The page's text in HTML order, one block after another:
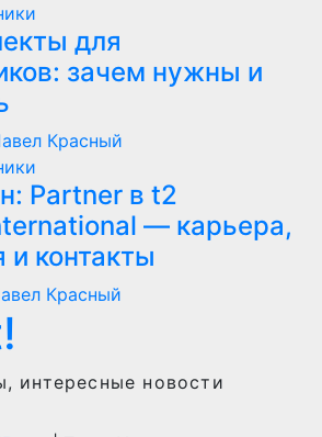
для
зачем нужны и
Красный
Partner в t2
— карьера,
контакты
Красный
интересные новости